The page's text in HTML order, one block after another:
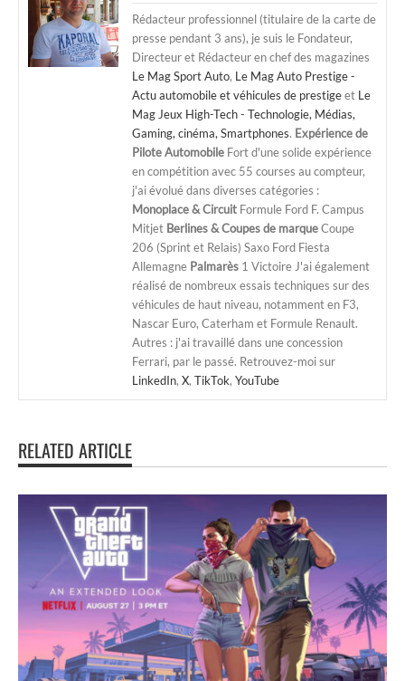
Rédacteur professionnel (titulaire de la carte de
presse pendant 3 ans), je suis le Fondateur,
Directeur et Rédacteur en chef des magazines
Le Mag Sport Auto, Le Mag Auto Prestige -
Actu automobile et véhicules de prestigeet Le
Mag Jeux High-Tech - Technologie, Médias,
Gaming, cinéma, Smartphones. Expérience de
Pilote Automobile Fort d'une solide expérience
en compétition avec 55 courses au compteur,
j'ai évolué dans diverses catégories :
Monoplace & Circuit Formule Ford F. Campus
Mitjet Berlines & Coupes de marqueCoupe
206 (Sprint et Relais) Saxo Ford Fiesta
Allemagne Palmarès 1 Victoire J'ai également
réalisé de nombreux essais techniques sur des
véhicules de haut niveau, notamment en F3,
Nascar Euro, Caterham et Formule Renault.
Autres : j'ai travaillé dans une concession
Ferrari, par le passé. Retrouvez-moi sur
LinkedIn, X, TikTok, YouTube
RELATED ARTICLE